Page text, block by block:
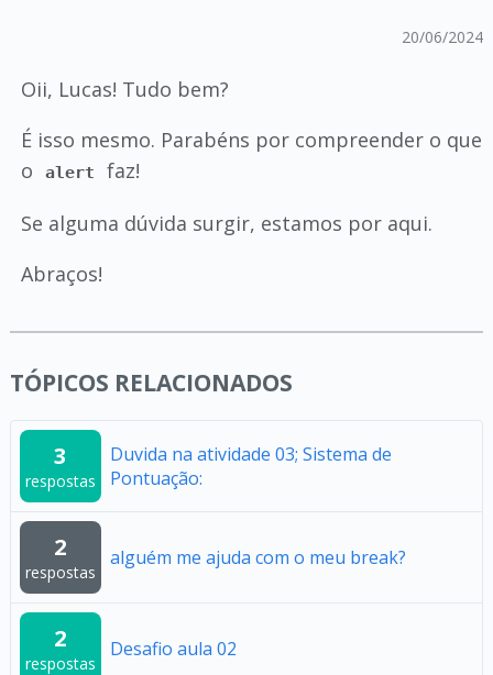
20/06/2024
Oii, Lucas! Tudo bem?
É isso mesmo. Parabéns por compreender o que
o
alert
faz!
Se alguma dúvida surgir, estamos por aqui.
Abraços!
TÓPICOS RELACIONADOS
3
respostas
Duvida na atividade 03; Sistema de
Pontuação:
2
respostas
alguém me ajuda com o meu break?
2
respostas
Desafio aula 02